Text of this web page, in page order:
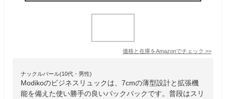
価格と在庫をAmazonでチェック >>
ナックルバール(10代・男性)
Modikoのビジネスリュックは、7cmの薄型設計と拡張機
能を備えた使い勝手の良いバックパックです。普段はスリ